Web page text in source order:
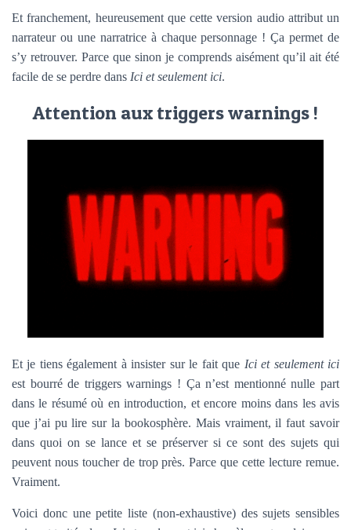
Et franchement, heureusement que cette version audio attribut un
narrateur ou une narratrice à chaque personnage ! Ça permet de
s’y retrouver. Parce que sinon je comprends aisément qu’il ait été
facile de se perdre dans Ici et seulement ici.
Attention aux triggers warnings !
Et je tiens également à insister sur le fait que Ici et seulement ici
est bourré de triggers warnings ! Ça n’est mentionné nulle part
dans le résumé où en introduction, et encore moins dans les avis
que j’ai pu lire sur la bookosphère. Mais vraiment, il faut savoir
dans quoi on se lance et se préserver si ce sont des sujets qui
peuvent nous toucher de trop près. Parce que cette lecture remue.
Vraiment.
Voici donc une petite liste (non-exhaustive) des sujets sensibles